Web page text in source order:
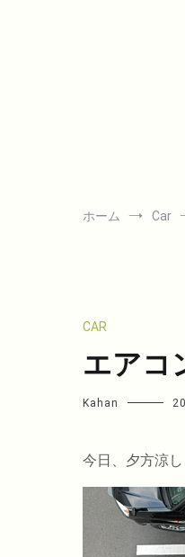
ホーム Car
CAR
エアコ
Kahan
今日、夕方涼